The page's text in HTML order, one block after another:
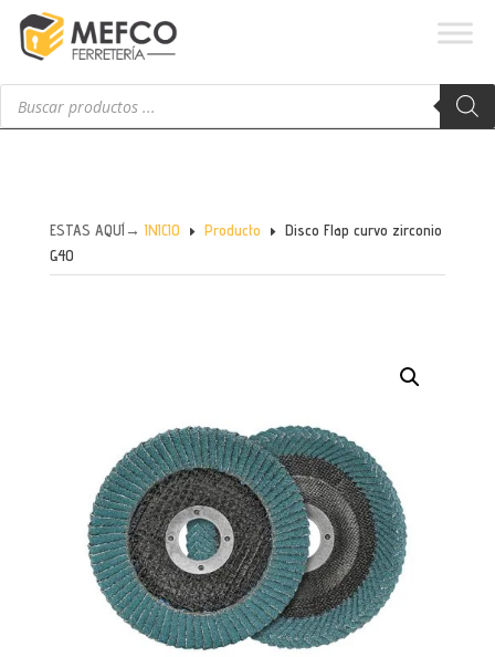
Búsqueda
productos
ESTAS AQUÍ→ INICIO E Producto E Disco Flap curvo zirconio
G40